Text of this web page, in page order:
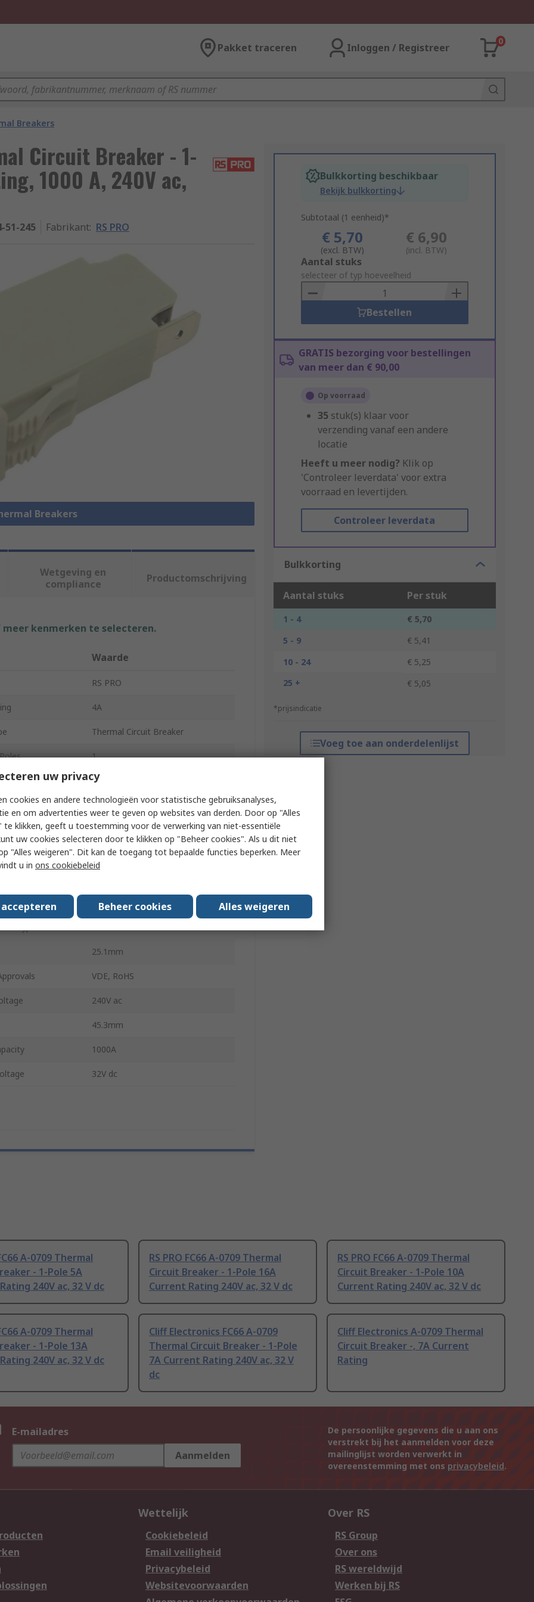
Pakket traceren Inloggen / Registreer
0
Breakers
Circuit Breaker - 1-
1000 A, 240V ac,
51-245 Fabrikant: RS PRO
Breakers
Bulkkorting beschikbaar
Bekijk bulkkorting
Subtotaal (1 eenheid)*
€ 5,70
(excl. BTW)
€ 6,90
(incl. BTW)
Add
to
Basket
Aantal stuks
selecteer of typ hoeveelheid
Bestellen
GRATIS bezorging voor bestellingen
van meer dan € 90,00
Op voorraad
35 stuk(s) klaar voor
verzending vanaf een andere
locatie
Heeft u meer nodig? Klik op
'Controleer leverdata' voor extra
voorraad en levertijden.
Controleer leverdata
Bulkkorting
Aantal stuks Per stuk
1 - 4
€ 5,70
5 - 9
€ 5,41
10 - 24
€ 5,25
25 +
€ 5,05
*prijsindicatie
Voeg toe aan onderdelenlijst
Wetgeving en
compliance
Productomschrijving
kenmerken te selecteren.
Waarde
RS PRO
4A
Thermal Circuit Breaker
1
A-0709
FC66
14.1mm
Panel
Blade
25.1mm
VDE, RoHS
240V ac
45.3mm
1000A
32V dc
A-0709 Thermal
- 1-Pole 5A
240V ac, 32 V dc
RS PRO FC66 A-0709 Thermal
Circuit Breaker - 1-Pole 16A
Current Rating 240V ac, 32 V dc
RS PRO FC66 A-0709 Thermal
Circuit Breaker - 1-Pole 10A
Current Rating 240V ac, 32 V dc
A-0709 Thermal
- 1-Pole 13A
240V ac, 32 V dc
Cliff Electronics FC66 A-0709
Thermal Circuit Breaker - 1-Pole
7A Current Rating 240V ac, 32 V
dc
Cliff Electronics A-0709 Thermal
Circuit Breaker -, 7A Current
Rating
E-mailadres
Aanmelden
De persoonlijke gegevens die u aan ons
verstrekt bij het aanmelden voor deze
mailinglijst worden verwerkt in
overeenstemming met ons privacybeleid.
Wettelijk
Cookiebeleid
Email veiligheid
Privacybeleid
Websitevoorwaarden
Over RS
RS Group
Over ons
RS wereldwijd
Werken bij RS
uw privacy
cookies en andere technologieën voor statistische gebruiksanalyses,
en om advertenties weer te geven op websites van derden. Door op "Alles
te klikken, geeft u toestemming voor de verwerking van niet-essentiële
uw cookies selecteren door te klikken op "Beheer cookies". Als u dit niet
"Alles weigeren". Dit kan de toegang tot bepaalde functies beperken. Meer
u in ons cookiebeleid
Beheer cookies Alles weigeren